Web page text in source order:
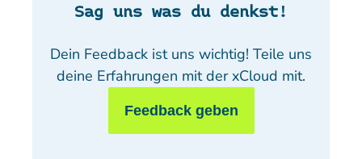
Sag uns was du denkst!
Dein Feedback ist uns wichtig! Teile uns
deine Erfahrungen mit der xCloud mit.
Feedback geben